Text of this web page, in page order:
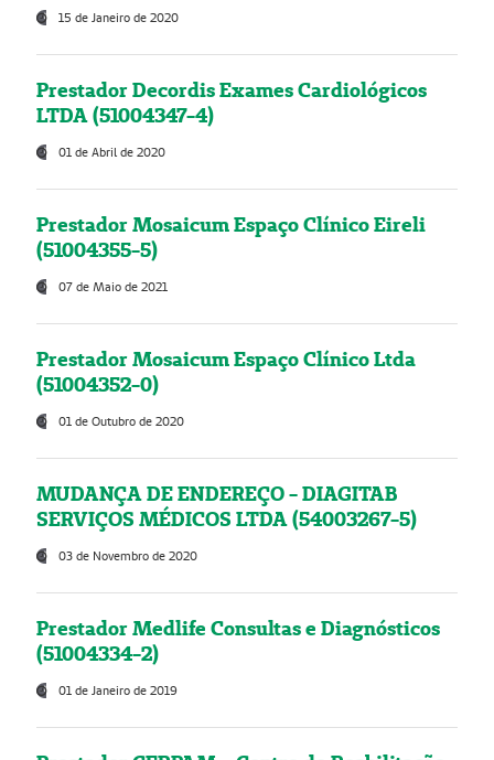
15 de Janeiro de 2020
Prestador Decordis Exames Cardiológicos
LTDA (51004347-4)
01 de Abril de 2020
Prestador Mosaicum Espaço Clínico Eireli
(51004355-5)
07 de Maio de 2021
Prestador Mosaicum Espaço Clínico Ltda
(51004352-0)
01 de Outubro de 2020
MUDANÇA DE ENDEREÇO - DIAGITAB
SERVIÇOS MÉDICOS LTDA (54003267-5)
03 de Novembro de 2020
Prestador Medlife Consultas e Diagnósticos
(51004334-2)
01 de Janeiro de 2019